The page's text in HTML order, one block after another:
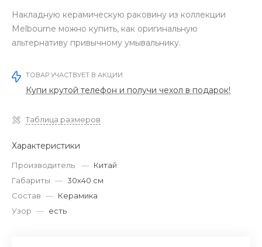
‹›
Накладную керамическую раковину из коллекции
Melbourne можно купить, как оригинальную
альтернативу привычному умывальнику.
ТОВАР УЧАСТВУЕТ В АКЦИИ
Купи крутой телефон и получи чехол в подарок!
Таблица размеров
Характеристики
Производитель — Китай
Габариты — 30х40 см
Состав — Керамика
Узор — есть